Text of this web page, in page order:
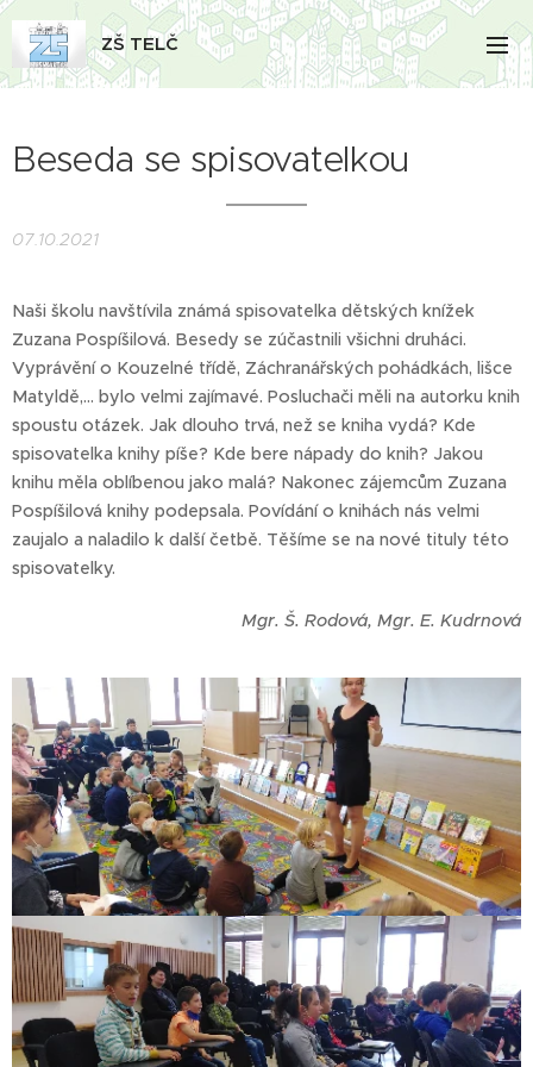
ZŠ TELČ
Beseda se spisovatelkou
07.10.2021
Naši školu navštívila známá spisovatelka dětských knížek
Zuzana Pospíšilová. Besedy se zúčastnili všichni druháci.
Vyprávění o Kouzelné třídě, Záchranářských pohádkách, lišce
Matyldě,... bylo velmi zajímavé. Posluchači měli na autorku knih
spoustu otázek. Jak dlouho trvá, než se kniha vydá? Kde
spisovatelka knihy píše? Kde bere nápady do knih? Jakou
knihu měla oblíbenou jako malá? Nakonec zájemcům Zuzana
Pospíšilová knihy podepsala. Povídání o knihách nás velmi
zaujalo a naladilo k další četbě. Těšíme se na nové tituly této
spisovatelky.
Mgr. Š. Rodová, Mgr. E. Kudrnová